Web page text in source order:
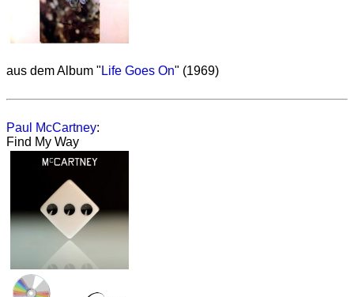
aus dem Album " Life Goes On" (1969)
Paul McCartney:
Find My Way